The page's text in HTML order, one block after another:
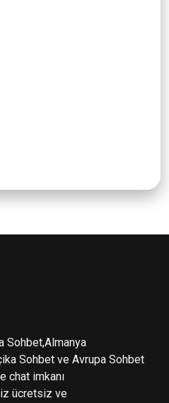
Sohbet,Almanya
Sohbet ve Avrupa Sohbet
chat imkanı
ücretsiz ve